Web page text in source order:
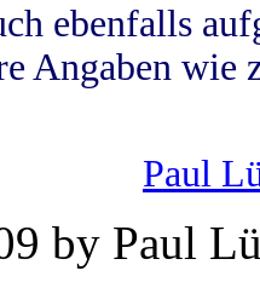
ebenfalls
Angaben wie
Paul
by Paul